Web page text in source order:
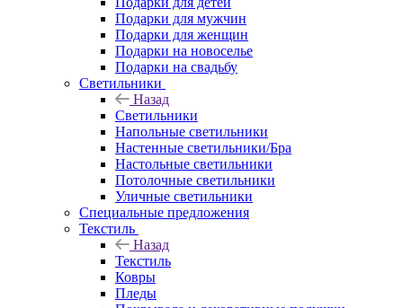
Подарки для мужчин
Подарки для женщин
Подарки на новоселье
Подарки на свадьбу
Светильники
Назад
Светильники
Напольные светильники
Настенные светильники/Бра
Настольные светильники
Потолочные светильники
Уличные светильники
Специальные предложения
Текстиль
Назад
Текстиль
Ковры
Пледы